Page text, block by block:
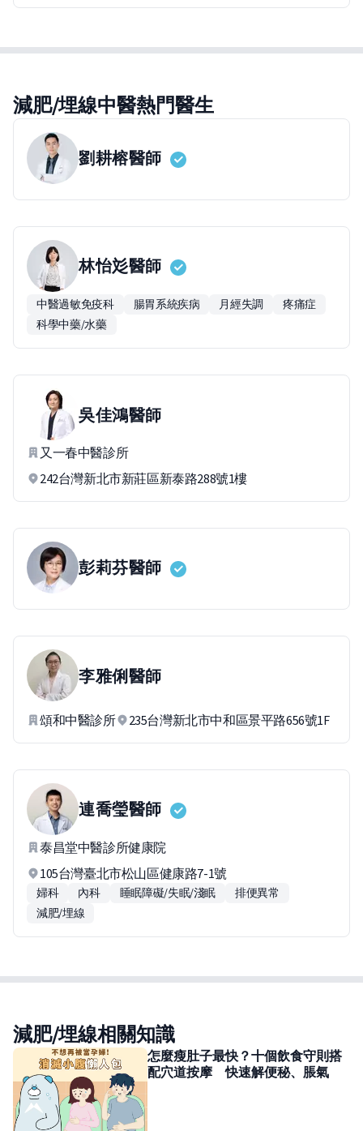
減肥/埋線中醫熱門醫生
劉耕榕醫師
林怡彣醫師
中醫過敏免疫科 腸胃系統疾病 月經失調
疼痛症
科學中藥/水藥
吳佳鴻醫師
又一春中醫診所
242台灣新北市新莊區新泰路288號1樓
彭莉芬醫師
李雅俐醫師
頌和中醫診所 235台灣新北市中和區景平路656號1F
連喬瑩醫師
泰昌堂中醫診所健康院
105台灣臺北市松山區健康路7-1號
婦科 內科 睡眠障礙/失眠/淺眠
排便異常
減肥/埋線
減肥/埋線相關知識
怎麼瘦肚子最快？十個飲食守則搭
配穴道按摩 快速解便秘、脹氣